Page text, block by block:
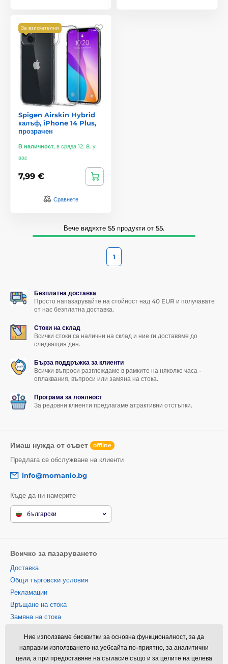
За взискателни
Spigen Airskin Hybrid
калъф, iPhone 14 Plus,
прозрачен
В наличност, в сряда 12. 8. у
вас
7,99 €
Сравнете
Вече видяхте 55 продукти от 55.
1
Безплатна доставка
Просто напазарувайте на стойност над 40 EUR и получавате
от нас безплатна доставка.
Стоки на склад
Всички стоки са налични на склад и ние ги доставяме до
следващия ден.
Бърза поддръжка за клиенти
Всички въпроси разглеждаме в рамките на няколко часа -
оплаквания, въпроси или замяна на стока.
Програма за лоялност
За редовни клиенти предлагаме атрактивни отстъпки.
Имаш нужда от съвет offline
Предлага се обслужване на клиенти
info@momanio.bg
Къде да ни намерите
български
Всичко за пазаруването
Доставка
Общи търговски условия
Рекламации
Връщане на стока
Замяна на стока
бисквитки
Информация за контакт
Ние използваме бисквитки за основна функционалност, за да
направим използването на уебсайта по-приятно, за аналитични
цели, а при предоставяне на съгласие също и за целите на целева